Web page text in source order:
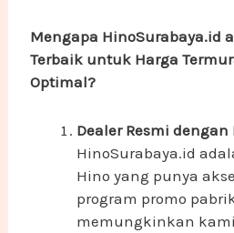
Mengapa HinoSurabaya.id
Terbaik untuk Harga
Optimal?
Dealer Resmi
HinoSurabaya.id
Hino yang punya
program promo
memungkinkan